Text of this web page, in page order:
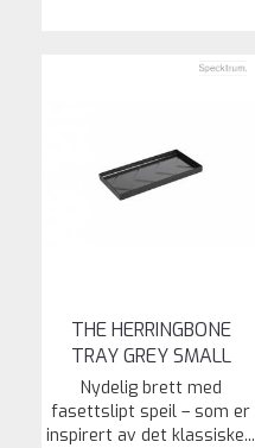
THE HERRINGBONE
TRAY GREY SMALL
Nydelig brett med
fasettslipt speil – som er
inspirert av det klassiske...